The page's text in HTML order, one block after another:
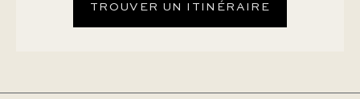
TROUVER UN ITINÉRAIRE